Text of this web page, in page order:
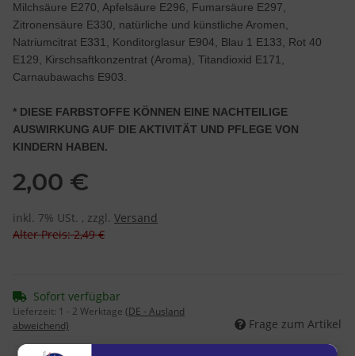
Milchsäure E270, Apfelsäure E296, Fumarsäure E297,
Zitronensäure E330, natürliche und künstliche Aromen,
Natriumcitrat E331, Konditorglasur E904, Blau 1 E133, Rot 40
E129, Kirschsaftkonzentrat (Aroma), Titandioxid E171,
Carnaubawachs E903.
* DIESE FARBSTOFFE KÖNNEN EINE NACHTEILIGE
AUSWIRKUNG AUF DIE AKTIVITÄT UND PFLEGE VON
KINDERN HABEN.
2,00 €
inkl. 7% USt. , zzgl. Versand
Alter Preis: 2,49 €
Sofort verfügbar
Lieferzeit: 1 - 2 Werktage (DE - Ausland
abweichend)
Frage zum Artikel